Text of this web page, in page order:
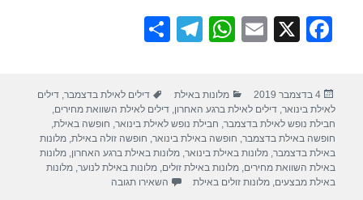
F
e
b
o
o
X
E
W
s
A
p
p
T
gr
a
m
e
פורסם
בתאריך
4 בדצמבר 2019 קטגוריות
מלונות באילת תגיות
דילים לאילת בדצמבר,דילים
לאילת בינואר,דילים לאילת ברגע האחרון,דילים לאילת השוואת מחירים,
חבילת נופש לאילת בדצמבר, חבילת נופש לאילת בינואר, חופשה באילת,
חופשה באילת בדצמבר, חופשה באילת בינואר, חופשה זולה באילת,מלונות
באילת בדצמבר,מלונות באילת בינואר,מלונות באילת ברגע האחרון,מלונות
באילת השוואת מחירים,מלונות באילת זולים,מלונות באילת לנוער,מלונות
באילת מבצעים,מלונות זולים באילת השאירו תגובה